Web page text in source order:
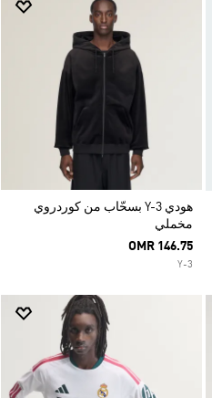
هودي Y-3 بسحّاب من كوردروي
مخملي
OMR 146.75
Y-3